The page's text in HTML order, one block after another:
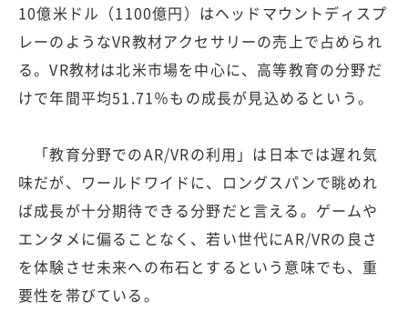
10億米ドル（1100億円）はヘッドマウントディスプ
レーのようなVR教材アクセサリーの売上で占められ
る。VR教材は北米市場を中心に、高等教育の分野だ
けで年間平均51.71％もの成長が見込めるという。
「教育分野でのAR/VRの利用」は日本では遅れ気
味だが、ワールドワイドに、ロングスパンで眺めれ
ば成長が十分期待できる分野だと言える。ゲームや
エンタメに偏ることなく、若い世代にAR/VRの良さ
を体験させ未来への布石とするという意味でも、重
要性を帯びている。